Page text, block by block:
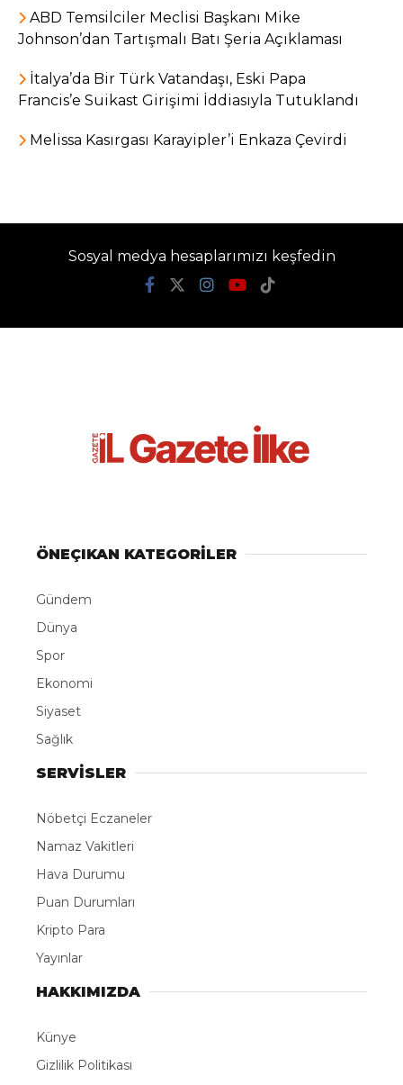
ABD Temsilciler Meclisi Başkanı Mike
Johnson’dan Tartışmalı Batı Şeria Açıklaması
İtalya’da Bir Türk Vatandaşı, Eski Papa
Francis’e Suikast Girişimi İddiasıyla Tutuklandı
Melissa Kasırgası Karayipler’i Enkaza Çevirdi
Sosyal medya hesaplarımızı keşfedin
ÖNEÇIKAN KATEGORİLER
Gündem
Dünya
Spor
Ekonomi
Siyaset
Sağlık
SERVİSLER
Nöbetçi Eczaneler
Namaz Vakitleri
Hava Durumu
Puan Durumları
Kripto Para
Yayınlar
HAKKIMIZDA
Künye
Gizlilik Politikası